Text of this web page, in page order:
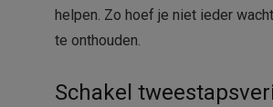
helpen. Zo hoef je niet ieder
te onthouden.
Schakel